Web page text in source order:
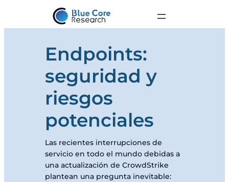
Endpoints:
seguridad y
riesgos
potenciales
Las recientes interrupciones de
servicio en todo el mundo debidas a
una actualización de CrowdStrike
plantean una pregunta inevitable: